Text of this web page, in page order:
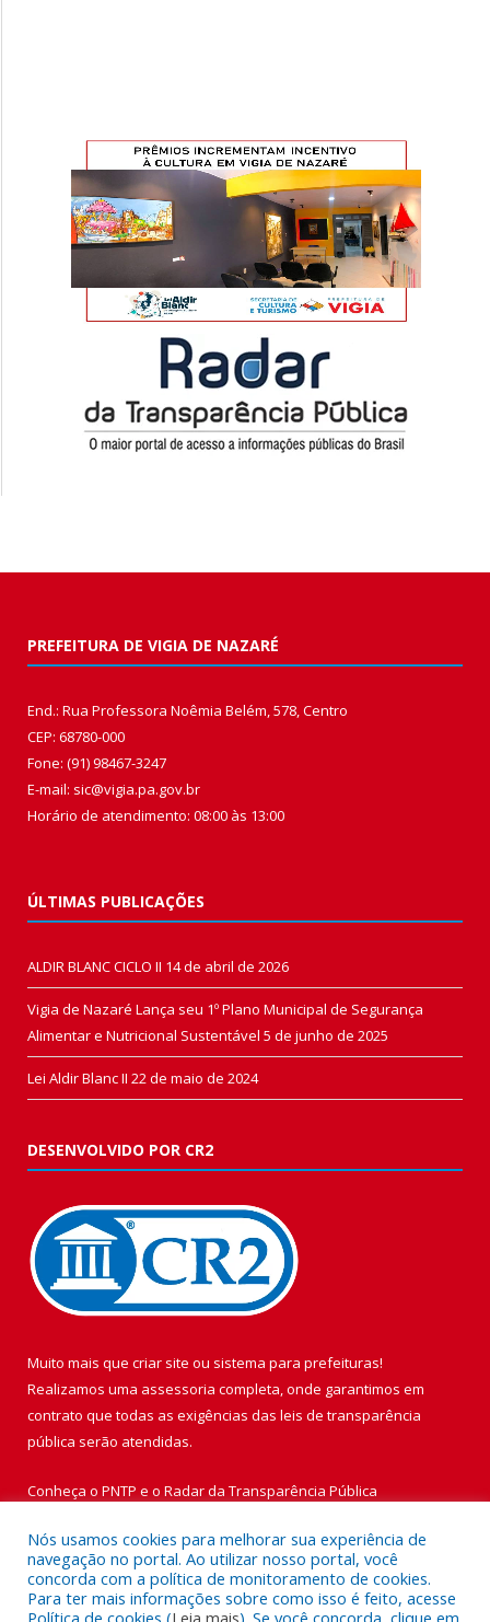
PREFEITURA DE VIGIA DE NAZARÉ
End.: Rua Professora Noêmia Belém, 578, Centro
CEP: 68780-000
Fone: (91) 98467-3247
E-mail: sic@vigia.pa.gov.br
Horário de atendimento: 08:00 às 13:00
ÚLTIMAS PUBLICAÇÕES
ALDIR BLANC CICLO II 14 de abril de 2026
Vigia de Nazaré Lança seu 1º Plano Municipal de Segurança
Alimentar e Nutricional Sustentável 5 de junho de 2025
Lei Aldir Blanc II 22 de maio de 2024
DESENVOLVIDO POR CR2
Muito mais que criar site ou sistema para prefeituras!
Realizamos uma assessoria completa, onde garantimos em
contrato que todas as exigências das leis de transparência
pública serão atendidas.
Conheça o PNTP e o Radar da Transparência Pública
Todos os direitos reservados a Prefeitura Municipal de Vigia de
Nós usamos cookies para melhorar sua experiência de
navegação no portal. Ao utilizar nosso portal, você
concorda com a política de monitoramento de cookies.
Para ter mais informações sobre como isso é feito, acesse
Política de cookies (Leia mais). Se você concorda, clique em